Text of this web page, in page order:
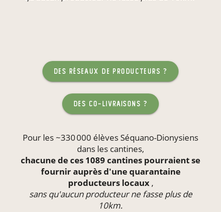
des réseaux de producteurs ?
des co-livraisons ?
Pour les ~330 000 élèves Séquano-Dionysiens
dans les cantines,
chacune de ces 1089 cantines pourraient se
fournir auprès d'une quarantaine
producteurs locaux ,
sans qu'aucun producteur ne fasse plus de
10km.